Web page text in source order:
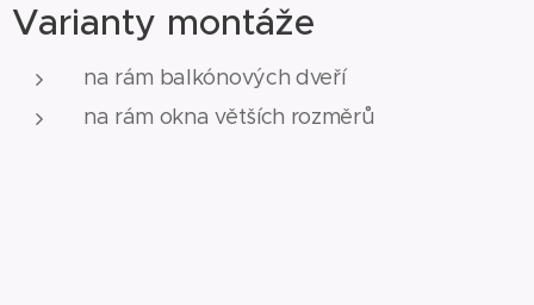
Varianty montáže
na rám balkónových dveří
na rám okna větších rozměrů